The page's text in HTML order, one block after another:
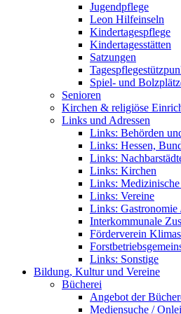
Jugendpflege
Leon Hilfeinseln
Kindertagespflege
Kindertagesstätten
Satzungen
Spiel- und
Senioren
Kirchen & religiöse
Links und Adressen
Links: Behörden
Links: Hessen,
Links:
Links: Kirchen
Links:
Links: Vereine
Links: Gastronomie
Interkommunale
Förderverein
Links: Sonstige
Bildung, Kultur und Vereine
Bücherei
Angebot der
Mediensuche /